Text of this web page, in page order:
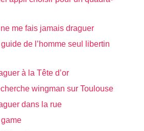
me fais jamais draguer
guide de l’homme seul libertin
à la Tête d’or
wingman sur Toulouse
dans la rue
game